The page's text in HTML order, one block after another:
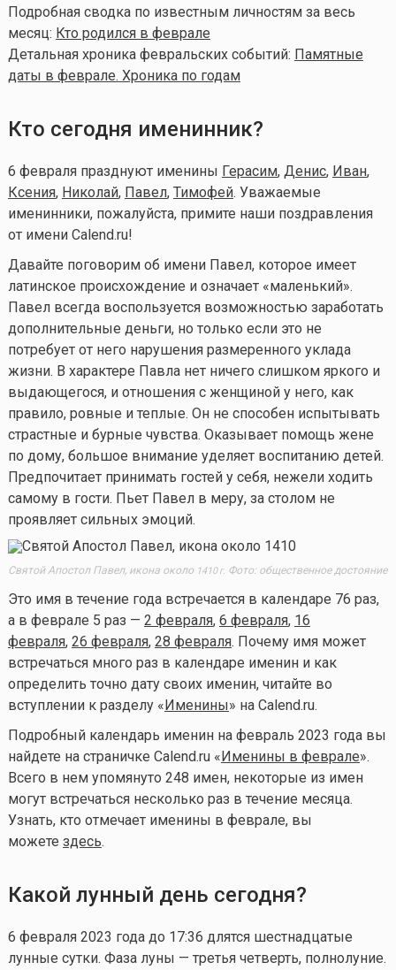
Подробная сводка по известным личностям за весь
месяц: Кто родился в феврале
Детальная хроника февральских событий: Памятные
даты в феврале. Хроника по годам
Кто сегодня именинник?
6 февраля празднуют именины Герасим, Денис, Иван,
Ксения, Николай, Павел, Тимофей. Уважаемые
именинники, пожалуйста, примите наши поздравления
от имени Calend.ru!
Давайте поговорим об имени Павел, которое имеет
латинское происхождение и означает «маленький».
Павел всегда воспользуется возможностью заработать
дополнительные деньги, но только если это не
потребует от него нарушения размеренного уклада
жизни. В характере Павла нет ничего слишком яркого и
выдающегося, и отношения с женщиной у него, как
правило, ровные и теплые. Он не способен испытывать
страстные и бурные чувства. Оказывает помощь жене
по дому, большое внимание уделяет воспитанию детей.
Предпочитает принимать гостей у себя, нежели ходить
самому в гости. Пьет Павел в меру, за столом не
проявляет сильных эмоций.
Святой Апостол Павел, икона около 1410 г. Фото: общественное достояние
Это имя в течение года встречается в календаре 76 раз,
а в феврале 5 раз — 2 февраля, 6 февраля, 16
февраля, 26 февраля, 28 февраля. Почему имя может
встречаться много раз в календаре именин и как
определить точно дату своих именин, читайте во
вступлении к разделу « Именины» на Calend.ru.
Подробный календарь именин на февраль 2023 года вы
найдете на страничке Calend.ru « Именины в феврале».
Всего в нем упомянуто 248 имен, некоторые из имен
могут встречаться несколько раз в течение месяца.
Узнать, кто отмечает именины в феврале, вы
можете здесь.
Какой лунный день сегодня?
6 февраля 2023 года до 17:36 длятся шестнадцатые
лунные сутки. Фаза луны — третья четверть, полнолуние.